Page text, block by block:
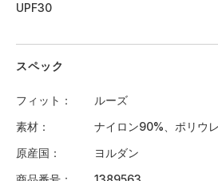
UPF30
スペック
フィット
ルーズ
素材
ナイロン90%、ポリウ
原産国
ヨルダン